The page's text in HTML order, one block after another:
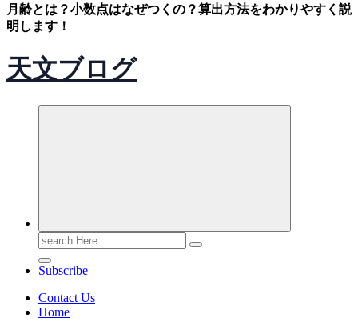
月齢とは？小数点はなぜつくの？算出方法をわかりやすく説
明します！
天文ブログ
Search
for:
Subscribe
Contact Us
Home